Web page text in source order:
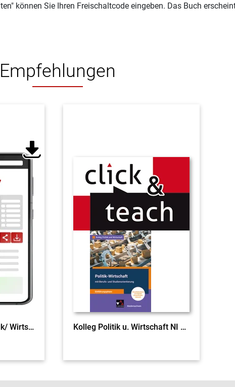
können Sie Ihren Freischaltcode eingeben. Das Buch
Empfehlungen
Buchner weekly - Politik/ Wirtschaft Kolleg Politik u. Wirtschaft NI c&t E-Ph. neu EL